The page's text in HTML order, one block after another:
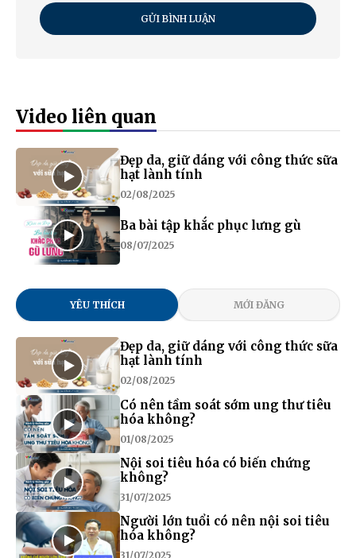
GỬI BÌNH LUẬN
Video liên quan
Đẹp da, giữ dáng với công thức sữa
hạt lành tính
02/08/2025
Ba bài tập khắc phục lưng gù
08/07/2025
YÊU THÍCH MỚI ĐĂNG
Đẹp da, giữ dáng với công thức sữa
hạt lành tính
02/08/2025
Có nên tầm soát sớm ung thư tiêu
hóa không?
01/08/2025
Nội soi tiêu hóa có biến chứng
không?
31/07/2025
Người lớn tuổi có nên nội soi tiêu
hóa không?